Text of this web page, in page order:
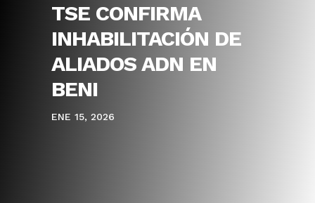
TSE CONFIRMA
INHABILITACIÓN DE
ALIADOS ADN EN
BENI
ENE 15, 2026